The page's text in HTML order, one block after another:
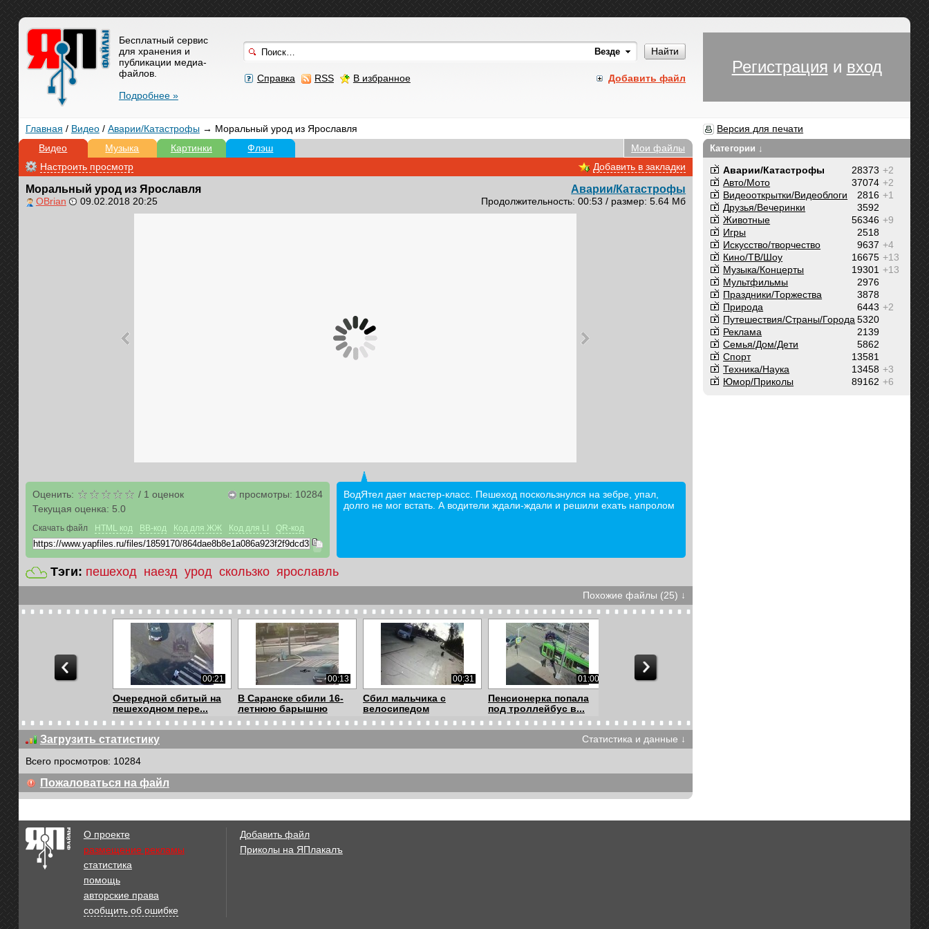
Найти
Добавить файл
Справка RSS В избранное
Бесплатный сервис
для хранения и
публикации медиа-
файлов.
Подробнее »
Регистрация и вход
Главная / Видео/ Аварии/Катастрофы→ Моральный урод из Ярославля
Версия для печати
Видео
Музыка Картинки Флэш
Мои файлы
Настроить просмотр
Добавить в закладки
Моральный урод из Ярославля
OBrian 09.02.2018 20:25
Аварии/Катастрофы
Продолжительность: 00:53 / размер: 5.64 Мб
Оценить: / 1 оценок
Текущая оценка: 5.0
просмотры: 10284
Скачать файл HTML код BB-код Код для ЖЖ Код для LI QR-код
ВодЯтел дает мастер-класс. Пешеход поскользнулся на зебре, упал,
долго не мог встать. А водители ждали-ждали и решили ехать напролом
Тэги: пешеход наезд урод скользко ярославль
Похожие файлы (25) ↓
00:21
Очередной сбитый на
пешеходном пере...
00:13
В Саранске сбили 16-
летнюю барышню
00:31
Сбил мальчика с
велосипедом
01:00
Пенсионерка попала
под троллейбус в...
00:16
Водитель на полном
00:15
Утюг забыл выключить
00:36
Мерседес сбил
00:39
Наезд на пешехода в
Мертвая зона
Загрузить статистику
Статистика и данные ↓
Всего просмотров: 10284
Пожаловаться на файл
Категории ↓
+2
28373
Аварии/Катастрофы
+2
37074
Авто/Мото
+1
2816
Видеооткрытки/Видеоблоги
3592
Друзья/Вечеринки
+9
56346
Животные
2518
Игры
+4
9637
Искусство/творчество
+13
16675
Кино/ТВ/Шоу
+13
19301
Музыка/Концерты
2976
Мультфильмы
3878
Праздники/Торжества
+2
6443
Природа
5320
Путешествия/Cтраны/Города
2139
Реклама
5862
Семья/Дом/Дети
13581
Спорт
+3
13458
Техника/Наука
+6
89162
Юмор/Приколы
О проекте
размещение рекламы
статистика
помощь
авторские права
сообщить об ошибке
Добавить файл
Приколы на ЯПлакалъ